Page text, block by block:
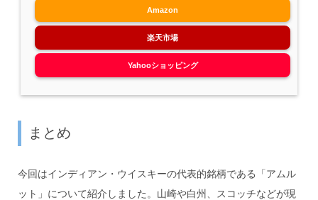
Amazon
楽天市場
Yahooショッピング
まとめ
今回はインディアン・ウイスキーの代表的銘柄である「アムル
ット」について紹介しました。山崎や白州、スコッチなどが現